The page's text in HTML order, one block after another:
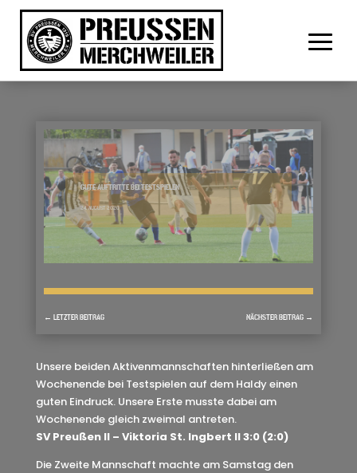
GUTE AUFTRITTE BEI TESTSPIELEN
24. AUGUST 2020
← LETZTER BEITRAG NÄCHSTER BEITRAG →
Unsere beiden Aktivenmannschaften hinterließen am
Wochenende bei Testspielen auf dem Haldy einen
guten Eindruck. Unsere Erste musste dabei am
Wochenende gleich zweimal antreten.
SV Preußen II – Viktoria St. Ingbert II 3:0 (2:0)
Die Zweite Mannschaft machte am Samstag den